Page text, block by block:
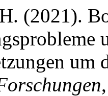
(2021).